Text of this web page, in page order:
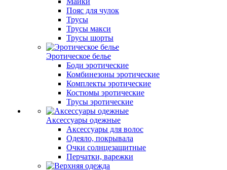
Пояс для чулок
Трусы
Трусы макси
Трусы шорты
Эротическое белье
Боди эротические
Комбинезоны эротические
Комплекты эротические
Костюмы эротические
Трусы эротические
Аксессуары одежные
Аксессуары для волос
Одеяло, покрывала
Очки солнцезащитные
Перчатки, варежки